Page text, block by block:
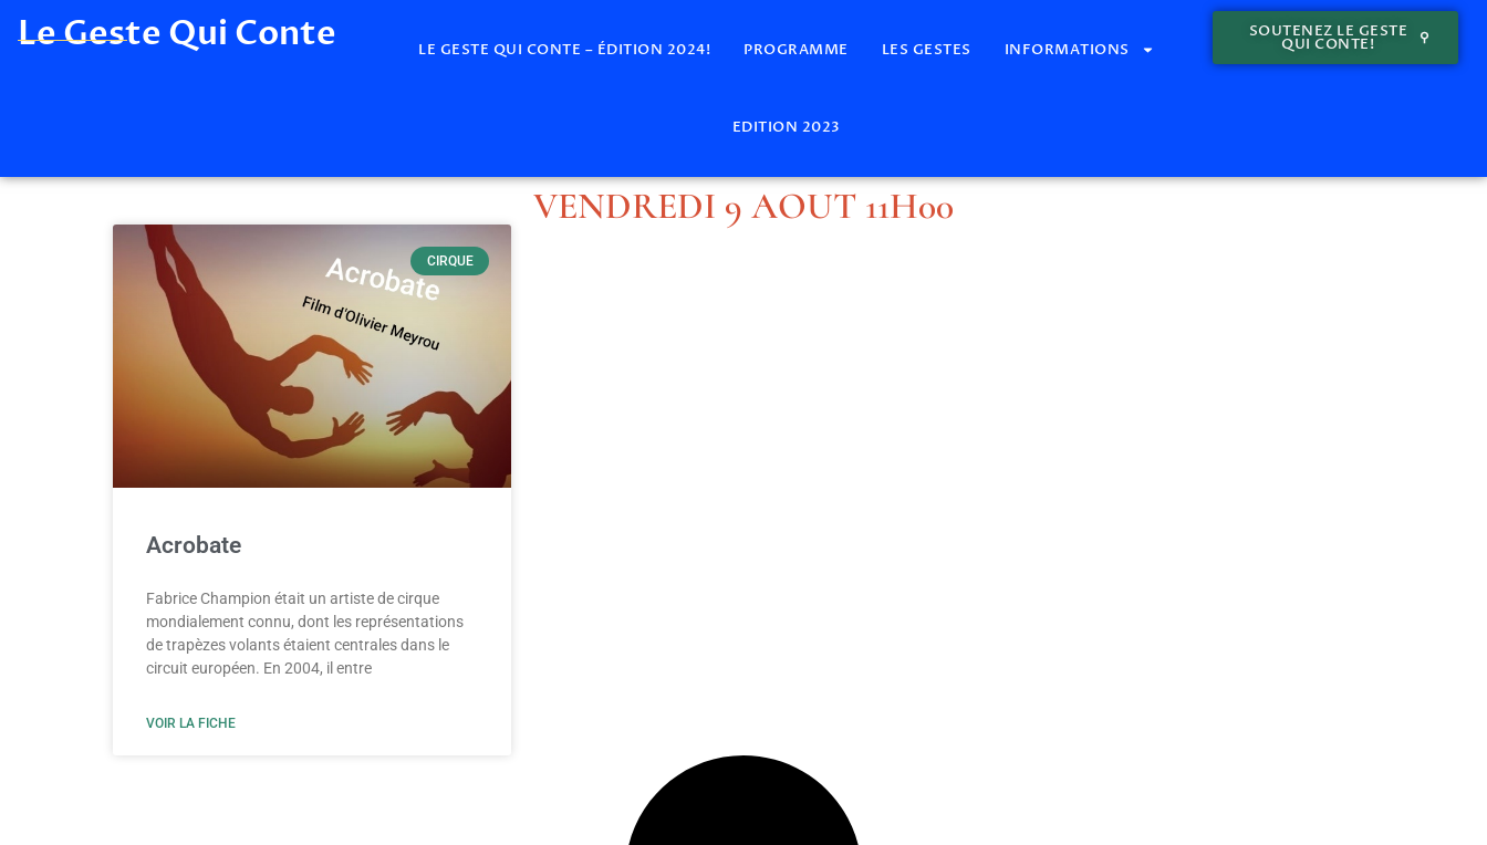
Le Geste Qui Conte LE GESTE QUI CONTE – ÉDITION 2024! PROGRAMME LES GESTES INFORMATIONS
EDITION 2023
SOUTENEZ LE GESTE
QUI CONTE!
VENDREDI 9 AOUT 11H00
CIRQUE
Acrobate
Fabrice Champion était un artiste de cirque
mondialement connu, dont les représentations
de trapèzes volants étaient centrales dans le
circuit européen. En 2004, il entre
VOIR LA FICHE